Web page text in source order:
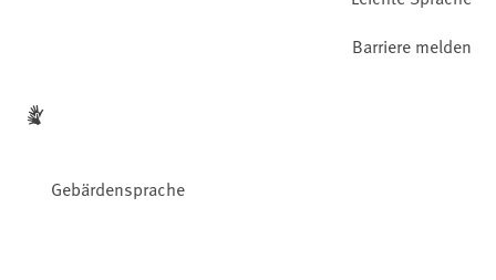
Gebärdensprache
Barriere melden